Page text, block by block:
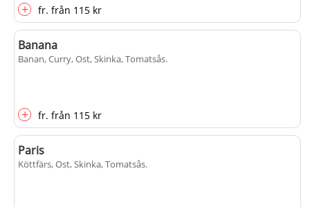
+ fr. från 115 kr
Banana
Banan, Curry, Ost, Skinka, Tomatsås.
+ fr. från 115 kr
Paris
Köttfärs, Ost, Skinka, Tomatsås.